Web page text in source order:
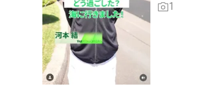
1